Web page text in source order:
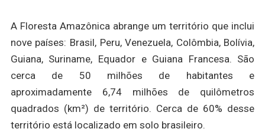
A Floresta Amazônica abrange um território que inclui
nove países: Brasil, Peru, Venezuela, Colômbia, Bolívia,
Guiana, Suriname, Equador e Guiana Francesa. São
cerca de 50 milhões de habitantes e
aproximadamente 6,74 milhões de quilômetros
quadrados (km²) de território. Cerca de 60% desse
território está localizado em solo brasileiro.